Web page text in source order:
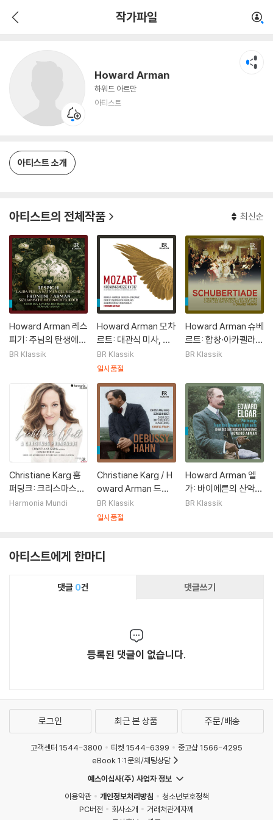
작가파일
Howard Arman
하워드 아르만
아티스트
아티스트 소개
아티스트의 전체작품 최신순
Howard Arman 레스
피기: 주님의 탄생에
대한 찬양 외 (Respig
BR Klassik
Howard Arman 모차
르트: 대관식 미사, 주
일의 장엄한 저녁기도
등 (Mozart: Corona
BR Klassik
일시품절
Howard Arman 슈베
르트: 합창·아카펠라
모음집 (Schubert: C
BR Klassik
Christiane Karg 훔
퍼딩크: 크리스마스의
밤, 세계의 빛 외 (Hu
Harmonia Mundi
Christiane Karg / H
oward Arman 드뷔
시: 복 받은 처녀 / 안:
라틴 연습곡 외 (Debu
latines)
BR Klassik
일시품절
Howard Arman 엘
가: 바이에른의 산악지
대로부터 (Elgar: Fro
BR Klassik
아티스트에게 한마디
댓글 0건 댓글쓰기
등록된 댓글이 없습니다.
로그인 최근 본 상품 주문/배송
고객센터 1544-3800 티켓 1544-6399
중고샵 1566-4295
eBook 1:1문의/채팅상담
예스이십사(주) 사업자 정보
이용약관
개인정보처리방침
청소년보호정책
PC버전
회사소개
거래처관계자께